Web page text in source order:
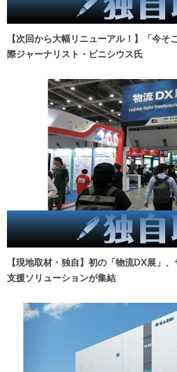
【次回から大幅リニューアル！】「今
際ジャーナリスト・ビニシウス氏
【現地取材・独自】初の「物流DX展」
支援ソリューションが集結